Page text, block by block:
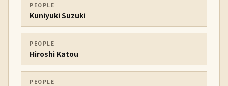
PEOPLE
Kuniyuki Suzuki
PEOPLE
Hiroshi Katou
PEOPLE